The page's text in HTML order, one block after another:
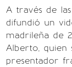
A través de
difundió un
madrileña de
Alberto, quien
presentador